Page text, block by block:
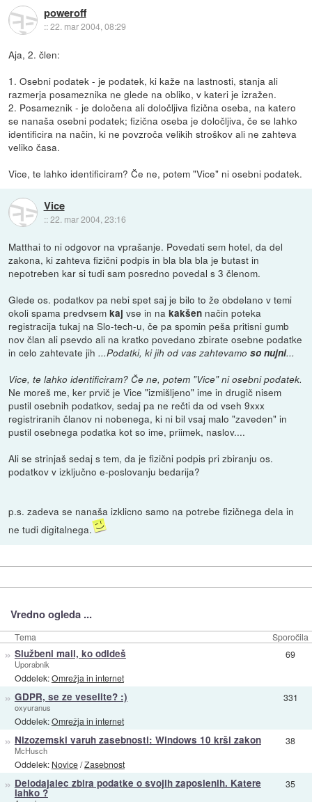
poweroff
::22. mar 2004, 08:29
Aja, 2. člen:
1. Osebni podatek - je podatek, ki kaže na lastnosti, stanja ali
razmerja posameznika ne glede na obliko, v kateri je izražen.
2. Posameznik - je določena ali določljiva fizična oseba, na katero
se nanaša osebni podatek; fizična oseba je določljiva, če se lahko
identificira na način, ki ne povzroča velikih stroškov ali ne zahteva
veliko časa.
Vice, te lahko identificiram? Če ne, potem "Vice" ni osebni podatek.
Vice
::22. mar 2004, 23:16
Matthai to ni odgovor na vprašanje. Povedati sem hotel, da del
zakona, ki zahteva fizični podpis in bla bla bla je butast in
nepotreben kar si tudi sam posredno povedal s 3 členom.
Glede os. podatkov pa nebi spet saj je bilo to že obdelano v temi
okoli spama predvsemkaj vse in nakakšen način poteka
registracija tukaj na Slo-tech-u, če pa spomin peša pritisni gumb
nov član ali psevdo ali na kratko povedano zbirate osebne podatke
in celo zahtevate jih...Podatki, ki jih od vas zahtevamoso nujni...
Vice, te lahko identificiram? Če ne, potem "Vice" ni osebni podatek.
Ne moreš me, ker prvič je Vice "izmišljeno" ime in drugič nisem
pustil osebnih podatkov, sedaj pa ne rečti da od vseh 9xxx
registriranih članov ni nobenega, ki ni bil vsaj malo "zaveden" in
pustil osebnega podatka kot so ime, priimek, naslov....
Ali se strinjaš sedaj s tem, da je fizični podpis pri zbiranju os.
podatkov v izključno e-poslovanju bedarija?
p.s. zadeva se nanaša izklicno samo na potrebe fizičnega dela in
ne tudi digitalnega.
Vredno ogleda ...
Tema Sporočila
» Službeni mail, ko odideš
Uporabnik
Oddelek:Omrežja in internet
69
» GDPR, se ze veselite? :)
oxyuranus
Oddelek:Omrežja in internet
331
» Nizozemski varuh zasebnosti: Windows 10 krši zakon
McHusch
Oddelek: Novice/Zasebnost
38
» Delodajalec zbira podatke o svojih zaposlenih. Katere
lahko ?
35